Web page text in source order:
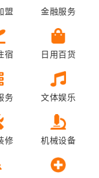
盟 金融服务
宿 日用百货
务 文体娱乐
修 机械设备